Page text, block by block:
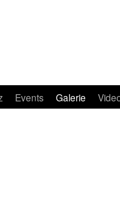
Events Galerie